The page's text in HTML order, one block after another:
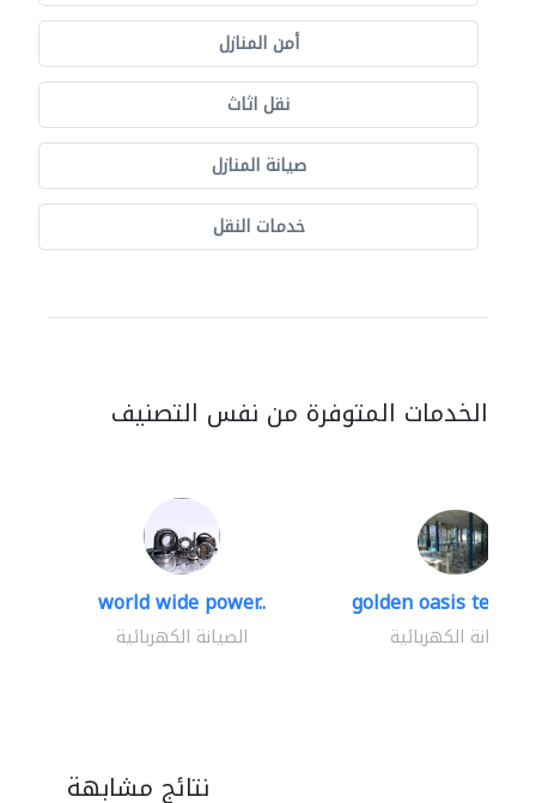
أمن المنازل
نقل اثاث
صيانة المنازل
خدمات النقل
الخدمات المتوفرة من نفس التصنيف
world wide power..
الصيانة الكهربائية
golden oasis
الصيانة الكهربائية
نتائج مشابهة